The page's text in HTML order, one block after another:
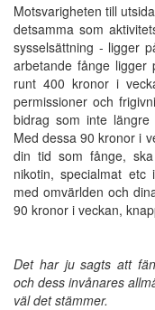
Motsvarigheten till
detsamma som
sysselsättning - ligger
arbetande fånge ligger
runt 400 kronor i
permissioner och
bidrag som inte
Med dessa 90 kronor i
din tid som fånge,
nikotin, specialmat etc
med omvärlden och
90 kronor i veckan,
Det har ju sagts att
och dess invånares
väl det stämmer.